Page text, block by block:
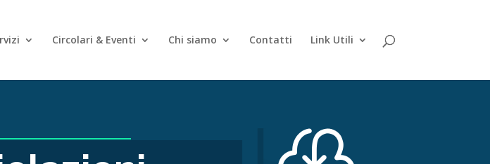
Circolari & Eventi Chi siamo Contatti Link Utili